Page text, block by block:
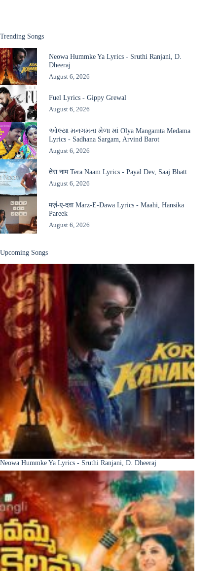
Trending Songs
Neowa Hummke Ya Lyrics - Sruthi Ranjani, D.
Dheeraj
August 6, 2026
Fuel Lyrics - Gippy Grewal
August 6, 2026
ઓલ્યા મનગમતા મેળા માં Olya Mangamta Medama
Lyrics - Sadhana Sargam, Arvind Barot
August 6, 2026
तेरा नाम Tera Naam Lyrics - Payal Dev, Saaj Bhatt
August 6, 2026
मर्ज़-ए-दवा Marz-E-Dawa Lyrics - Maahi, Hansika
Pareek
August 6, 2026
Upcoming Songs
Neowa Hummke Ya Lyrics - Sruthi Ranjani, D. Dheeraj